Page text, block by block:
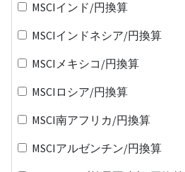
MSCIインド/円換算
MSCIインドネシア/円換算
MSCIメキシコ/円換算
MSCIロシア/円換算
MSCI南アフリカ/円換算
MSCIアルゼンチン/円換算